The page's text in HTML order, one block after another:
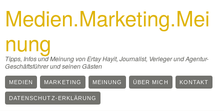
Medien.Marketing.Mei
nung
Tipps, Infos und Meinung von Ertay Hayit, Journalist, Verleger und Agentur-
Geschäftsführer und seinen Gästen
MEDIEN MARKETING MEINUNG ÜBER MICH KONTAKT
DATENSCHUTZ-ERKLÄRUNG